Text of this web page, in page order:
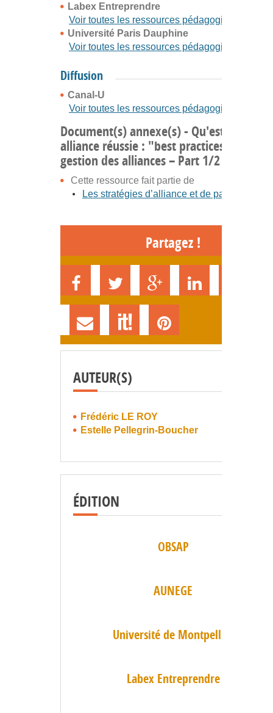
Labex Entreprendre
Voir toutes les ressources pédagogiques
Université Paris Dauphine
Voir toutes les ressources pédagogiques
Diffusion
Canal-U
Voir toutes les ressources pédagogiques
Document(s) annexe(s) - Qu'est-ce
alliance réussie : "best practices" de
gestion des alliances – Part 1/2
Cette ressource fait partie de
Les stratégies d’alliance et de partenariat
Partagez !
AUTEUR(S)
Frédéric LE ROY
Estelle Pellegrin-Boucher
ÉDITION
OBSAP
AUNEGE
Université de Montpellier
Labex Entreprendre